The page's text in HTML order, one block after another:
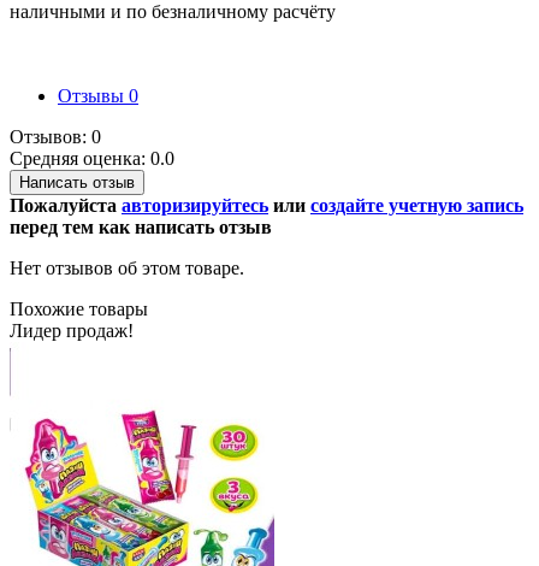
наличными и по безналичному расчёту
Отзывы 0
Отзывов: 0
Средняя оценка: 0.0
Написать отзыв
Пожалуйста авторизируйтесь или создайте учетную запись
перед тем как написать отзыв
Нет отзывов об этом товаре.
Похожие товары
Лидер продаж!